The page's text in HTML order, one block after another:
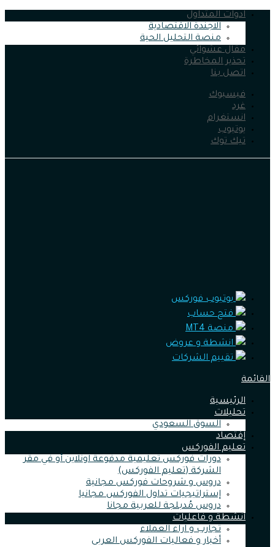
ادوات المتداول
الاجندة الاقتصادية
منصة التحليل الحية
مقال عشوائي
تحذير المخاطرة
اتصل بنا
فيسبوك
غرد
انستغرام
يوتيوب
تيك توك
يوتيوب فوركس
فتح حساب
منصة MT4
انشطة و عروض
تقييم الشركات
القائمة
الرئيسية
تحليلات
السوق السعودي
إقتصاد
تعليم الفوركس
دورات فوركس تعليمية مدفوعة اونلاين أو في مقر
الشركة (تعليم الفوركس)
دروس و شروحات فوركس مجانية
إستراتيجيات تداول الفوركس مجانيا
دروس مُدبلجة للعربية مجانا
أنشطة و فاعليات
تجارب و اراء العملاء
أخبار و فعاليات الفوركس العربى